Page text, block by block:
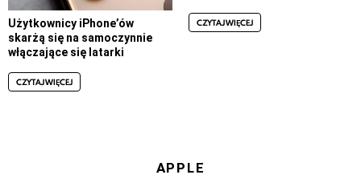
Użytkownicy iPhone’ów
skarżą się na samoczynnie
włączające się latarki
CZYTAJ WIĘCEJ
CZYTAJ WIĘCEJ
APPLE